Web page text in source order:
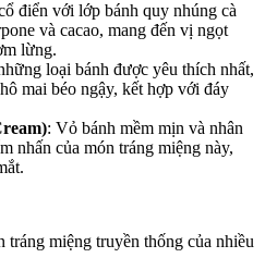
điển với lớp bánh quy nhúng cà
và cacao, mang đến vị ngọt
lừng.
loại bánh được yêu thích nhất,
mai béo ngậy, kết hợp với đáy
: Vỏ bánh mềm mịn và nhân
nhấn của món tráng miệng này,
tráng miệng truyền thống của nhiều